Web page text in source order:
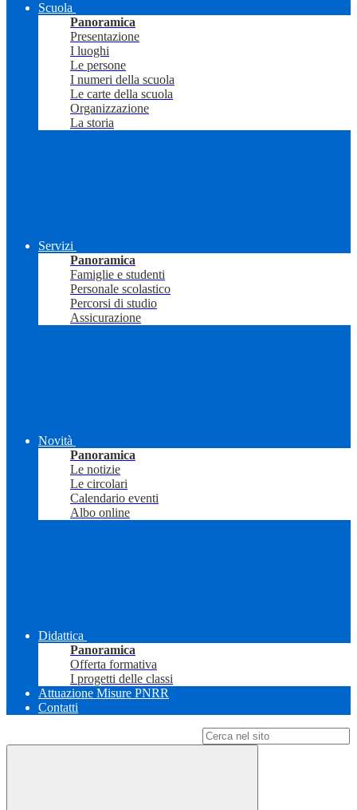
Scuola
Panoramica
Presentazione
I luoghi
Le persone
I numeri della scuola
Le carte della scuola
Organizzazione
La storia
Servizi
Panoramica
Famiglie e studenti
Personale scolastico
Percorsi di studio
Assicurazione
Novità
Panoramica
Le notizie
Le circolari
Calendario eventi
Albo online
Didattica
Panoramica
Offerta formativa
I progetti delle classi
Attuazione Misure PNRR
Contatti